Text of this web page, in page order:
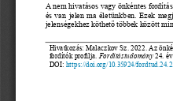
A nem hivatásos vagy    önkéntes
és   van    jelen     ma
Ezek
jelenségekhez köthető többek között
Hivatkozás: Malaczkov Sz.   2022.
Az
fordítók profilja. Fordítástudomány 24.
DOI: https://doi.org/10.35924/fordtud.24.2.